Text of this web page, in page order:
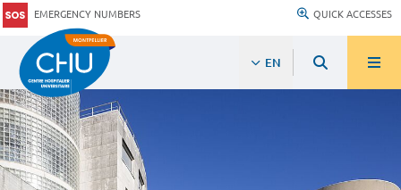
EMERGENCY NUMBERS QUICK ACCESSES
EN